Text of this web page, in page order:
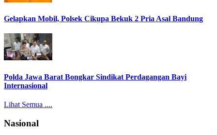
Gelapkan Mobil, Polsek Cikupa Bekuk 2 Pria Asal Bandung
Polda Jawa Barat Bongkar Sindikat Perdagangan Bayi
Internasional
Lihat Semua ....
Nasional